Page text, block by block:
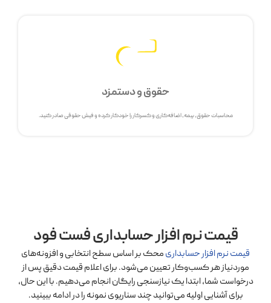
حقوق و دستمزد
محاسبات حقوق، بیمه، اضافه‌کاری و کسرکار را خودکار کرده و فیش حقوقی صادر کنید.
قیمت نرم افزار حسابداری فست فود
قیمت نرم افزار حسابداریمحک بر اساس سطح انتخابی و افزونه‌های
موردنیاز هر کسب‌وکار تعیین می‌شود. برای اعلام قیمت دقیق پس از
درخواست شما، ابتدا یک نیازسنجی رایگان انجام می‌دهیم. با این حال،
برای آشنایی اولیه می‌توانید چند سناریوی نمونه را در ادامه ببینید.